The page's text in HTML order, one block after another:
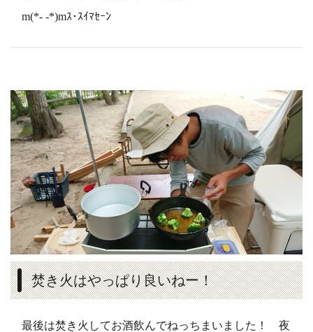
m(*- -*)mｽ･ｽｲﾏｾｰﾝ
焚き火はやっぱり良いねー！
最後は焚き火してお酒飲んでねっちまいました！ 夜